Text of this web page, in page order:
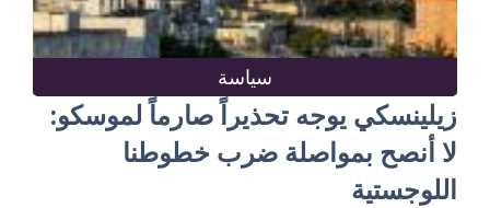
سياسة
زيلينسكي يوجه تحذيراً صارماً لموسكو:
لا أنصح بمواصلة ضرب خطوطنا
اللوجستية